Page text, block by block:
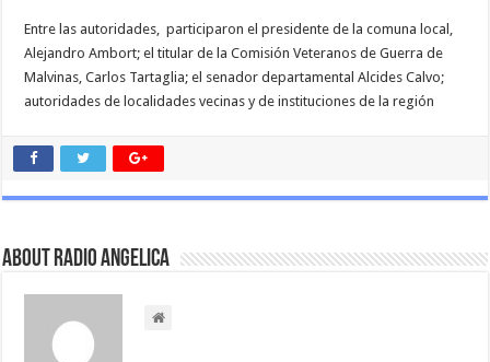
Entre las autoridades, participaron el presidente de la comuna local,
Alejandro Ambort; el titular de la Comisión Veteranos de Guerra de
Malvinas, Carlos Tartaglia; el senador departamental Alcides Calvo;
autoridades de localidades vecinas y de instituciones de la región
About Radio Angelica